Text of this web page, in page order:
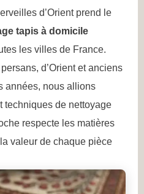
d’Orient prend le
tapis à domicile
les villes de France.
d’Orient et anciens
années, nous allions
techniques de nettoyage
respecte les matières
valeur de chaque pièce